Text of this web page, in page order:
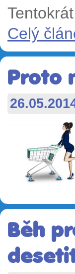
Celý
Proto
Běh